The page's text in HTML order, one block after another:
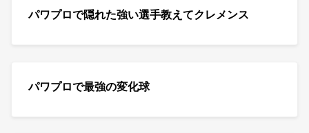
パワプロで隠れた強い選手教えてクレメンス
パワプロで最強の変化球